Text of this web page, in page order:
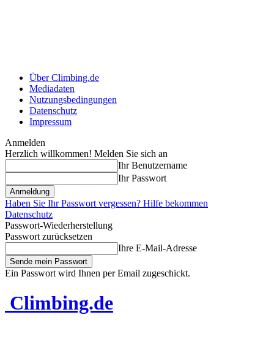
Über Climbing.de
Mediadaten
Nutzungsbedingungen
Datenschutz
Impressum
Anmelden
Herzlich willkommen! Melden Sie sich an
Ihr Benutzername
Ihr Passwort
Haben Sie Ihr Passwort vergessen? Hilfe bekommen
Datenschutz
Passwort-Wiederherstellung
Passwort zurücksetzen
Ihre E-Mail-Adresse
Ein Passwort wird Ihnen per Email zugeschickt.
Climbing.de